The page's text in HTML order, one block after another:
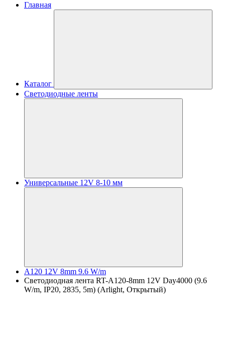
Главная
Каталог
Светодиодные ленты
Универсальные 12V 8-10 мм
A120 12V 8mm 9.6 W/m
Светодиодная лента RT-A120-8mm 12V Day4000 (9.6
W/m, IP20, 2835, 5m) (Arlight, Открытый)